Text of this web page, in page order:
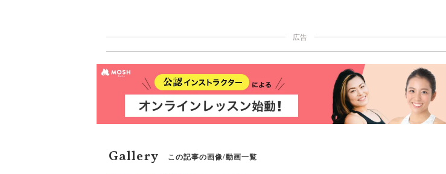
広告
Gallery この記事の画像/動画一覧